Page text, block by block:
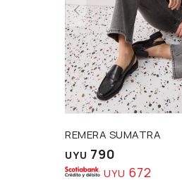
REMERA SUMATRA
UYU 790
UYU 672